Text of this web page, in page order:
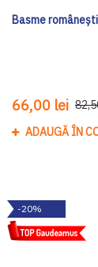
Basme
66,00 lei
ADAUGĂ ÎN
-20%